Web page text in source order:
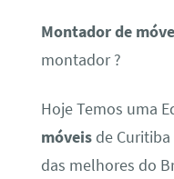
Montador de
montador ?
Hoje Temos uma
móveisde Curitiba
das melhores do